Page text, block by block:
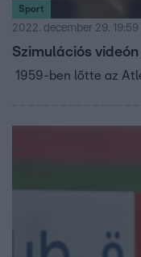
Sport
2022. december 29. 19:59
Szimulációs
1959-ben lőtte az